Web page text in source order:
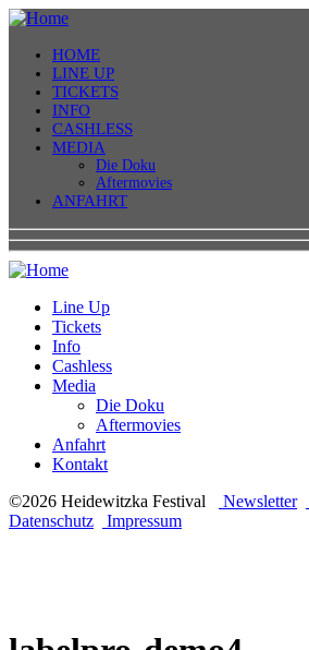
HOME
LINE UP
TICKETS
INFO
CASHLESS
MEDIA
Die Doku
Aftermovies
ANFAHRT
Line Up
Tickets
Info
Cashless
Media
Die Doku
Aftermovies
Anfahrt
Kontakt
©2026 Heidewitzka Festival
Newsletter
Datenschutz
Impressum